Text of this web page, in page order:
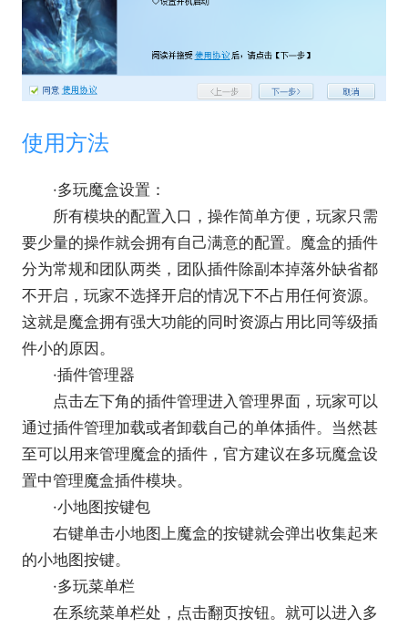
使用方法
·多玩魔盒设置：
所有模块的配置入口，操作简单方便，玩家只需
要少量的操作就会拥有自己满意的配置。魔盒的插件
分为常规和团队两类，团队插件除副本掉落外缺省都
不开启，玩家不选择开启的情况下不占用任何资源。
这就是魔盒拥有强大功能的同时资源占用比同等级插
件小的原因。
·插件管理器
点击左下角的插件管理进入管理界面，玩家可以
通过插件管理加载或者卸载自己的单体插件。当然甚
至可以用来管理魔盒的插件，官方建议在多玩魔盒设
置中管理魔盒插件模块。
·小地图按键包
右键单击小地图上魔盒的按键就会弹出收集起来
的小地图按键。
·多玩菜单栏
在系统菜单栏处，点击翻页按钮。就可以进入多